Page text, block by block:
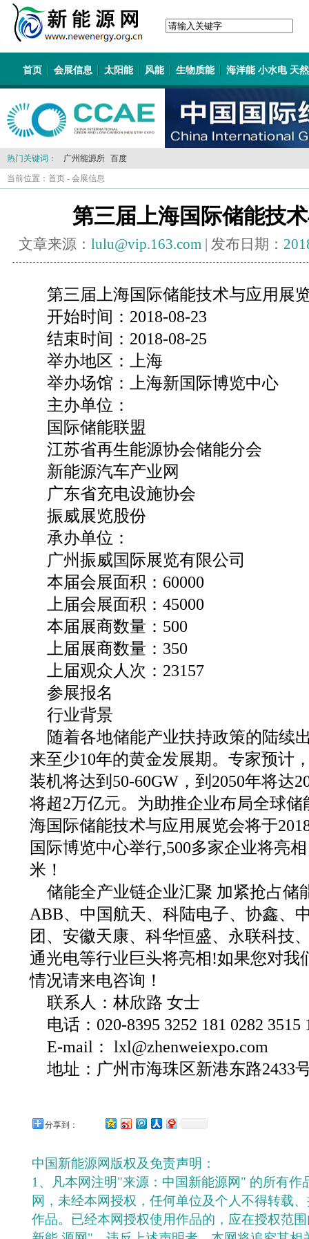
首页 会展信息 太阳能 风能 生物质能 海洋能 小水电 天
热门关键词： 广州能源所 百度
当前位置： 首页 - 会展信息
第三届上海国际储能技
文章来源： lulu@vip.163.com | 发布日期：
第三届上海国际储能技术与应用展
开始时间：2018-08-23
结束时间：2018-08-25
举办地区：上海
举办场馆：上海新国际博览中心
主办单位：
国际储能联盟
江苏省再生能源协会储能分会
新能源汽车产业网
广东省充电设施协会
振威展览股份
承办单位：
广州振威国际展览有限公司
本届会展面积：60000
上届会展面积：45000
本届展商数量：500
上届展商数量：350
上届观众人次：23157
参展报名
行业背景
随着各地储能产业扶持政策的陆续
来至少10年的黄金发展期。专家预计
装机将达到50-60GW，到2050年将达
将超2万亿元。为助推企业布局全球储
海国际储能技术与应用展览会将于
国际博览中心举行,500多家企业将亮
米！
储能全产业链企业汇聚 加紧抢占储
ABB、中国航天、科陆电子、协鑫、
团、安徽天康、科华恒盛、永联科技
通光电等行业巨头将亮相!如果您对我
情况请来电咨询！
联系人：林欣路 女士
电话：020-8395 3252 181 0282 3515
E-mail： lxl@zhenweiexpo.com
地址：广州市海珠区新港东路2433
分享到：
中国新能源网版权及免责声明：
1、凡本网注明"来源：中国新能源网" 的所有作
网，未经本网授权，任何单位及个人不得转载
作品。已经本网授权使用作品的，应在授权范